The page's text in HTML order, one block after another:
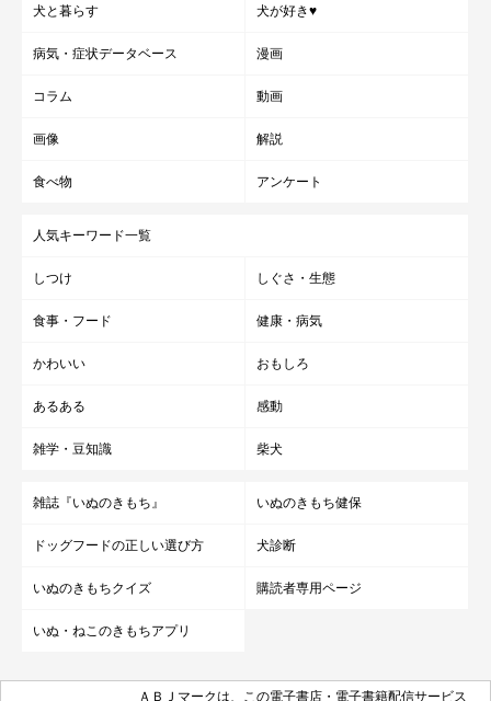
犬と暮らす 犬が好き♥
病気・症状データベース 漫画
コラム 動画
画像 解説
食べ物 アンケート
人気キーワード一覧
しつけ しぐさ・生態
食事・フード 健康・病気
かわいい おもしろ
あるある 感動
雑学・豆知識 柴犬
雑誌『いぬのきもち』 いぬのきもち健保
ドッグフードの正しい選び方 犬診断
いぬのきもちクイズ 購読者専用ページ
いぬ・ねこのきもちアプリ
ＡＢＪマークは、この電子書店・電子書籍配信サービス